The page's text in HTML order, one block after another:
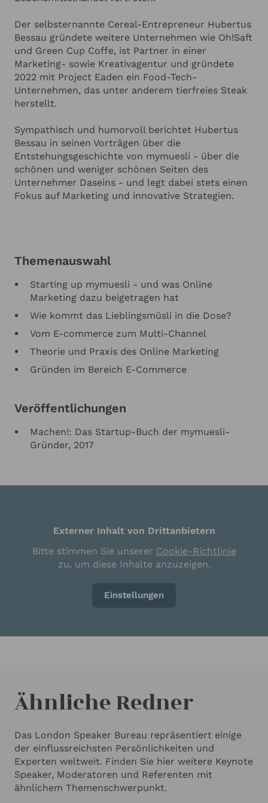
Der selbsternannte Cereal-Entrepreneur Hubertus
Bessau gründete weitere Unternehmen wie Oh!Saft
und Green Cup Coffe, ist Partner in einer
Marketing- sowie Kreativagentur und gründete
2022 mit Project Eaden ein Food-Tech-
Unternehmen, das unter anderem tierfreies Steak
herstellt.
Sympathisch und humorvoll berichtet Hubertus
Bessau in seinen Vorträgen über die
Entstehungsgeschichte von mymuesli - über die
schönen und weniger schönen Seiten des
Unternehmer Daseins - und legt dabei stets einen
Fokus auf Marketing und innovative Strategien.
Themenauswahl
Starting up mymuesli - und was Online
Marketing dazu beigetragen hat
Wie kommt das Lieblingsmüsli in die Dose?
Vom E-commerce zum Multi-Channel
Theorie und Praxis des Online Marketing
Gründen im Bereich E-Commerce
Veröffentlichungen
Machen!: Das Startup-Buch der mymuesli-
Gründer, 2017
Externer Inhalt von Drittanbietern
Bitte stimmen Sie unserer Cookie-Richtlinie
zu, um diese Inhalte anzuzeigen.
Einstellungen
Ähnliche Redner
Das London Speaker Bureau repräsentiert einige
der einflussreichsten Persönlichkeiten und
Experten weltweit. Finden Sie hier weitere Keynote
Speaker, Moderatoren und Referenten mit
ähnlichem Themenschwerpunkt.